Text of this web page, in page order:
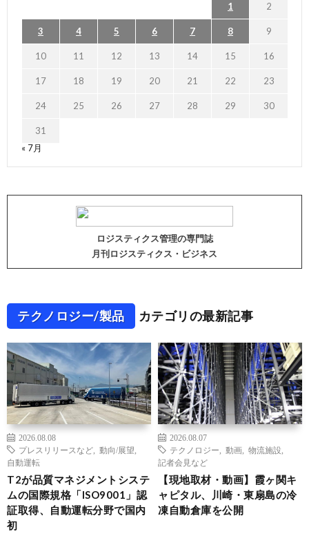
1 2
3 4 5 6 7 8 9
10 11 12 13 14 15 16
17 18 19 20 21 22 23
24 25 26 27 28 29 30
31
« 7月
ロジスティクス管理の専門誌
月刊ロジスティクス・ビジネス
テクノロジー/製品 カテゴリの最新記事
2026.08.08
プレスリリースなど
動向/展望
自動運転
T2が品質マネジメントシステ
ムの国際規格「ISO9001」認
証取得、自動運転分野で国内
初
2026.08.07
テクノロジー
動画 物流施設
記者会見など
【現地取材・動画】霞ヶ関キ
ャピタル、川崎・東扇島の冷
凍自動倉庫を公開